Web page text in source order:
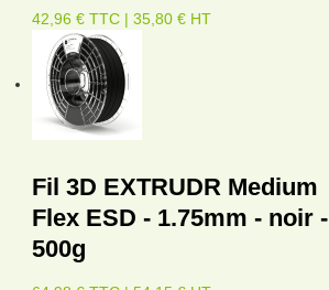
42,96 € TTC | 35,80 € HT
Fil 3D EXTRUDR Medium
Flex ESD - 1.75mm - noir -
500g